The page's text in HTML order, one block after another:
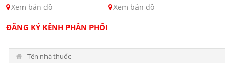
Xem bản đồ
Xem bản đồ
ĐĂNG KÝ KÊNH PHÂN PHỐI